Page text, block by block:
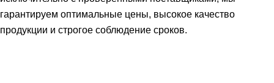
гарантируем оптимальные цены, высокое качество
продукции и строгое соблюдение сроков.